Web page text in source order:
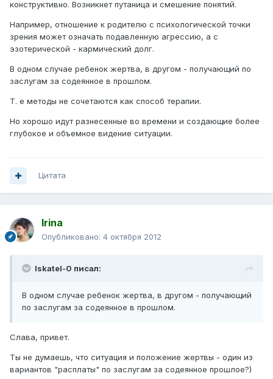
конструктивно. Возникнет путаница и смешение понятий.
Например, отношение к родителю с психологической точки
зрения может означать подавленную агрессию, а с
эзотерической - кармический долг.
В одном случае ребенок жертва, в другом - получающий по
заслугам за содеянное в прошлом.
Т. е методы не сочетаются как способ терапии.
Но хорошо идут разнесенные во времени и создающие более
глубокое и объемное видение ситуации.
Цитата
Irina
Опубликовано: 4 октября 2012
Iskatel-0 писал:
В одном случае ребенок жертва, в другом - получающий
по заслугам за содеянное в прошлом.
Слава, привет.
Ты не думаешь, что ситуация и положение жертвы - один из
вариантов "расплаты" по заслугам за содеянное прошлое?)